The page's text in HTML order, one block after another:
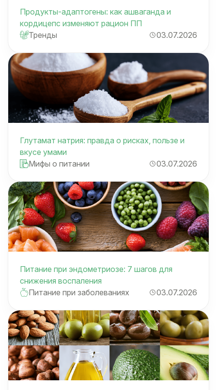
Продукты-адаптогены: как ашваганда и
кордицепс изменяют рацион ПП
Тренды
03.07.2026
Глутамат натрия: правда о рисках, пользе и
вкусе умами
Мифы о питании
03.07.2026
Питание при эндометриозе: 7 шагов для
снижения воспаления
Питание при заболеваниях
03.07.2026